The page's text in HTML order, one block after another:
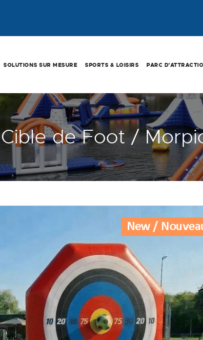
SOLUTIONS SUR MESURE SPORTS & LOISIRS PARC
Cible de Foot /